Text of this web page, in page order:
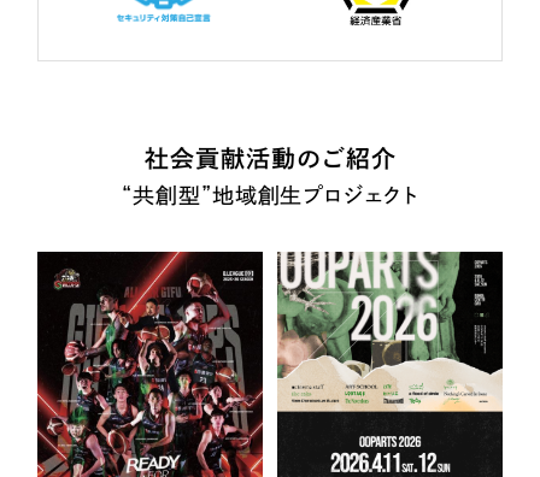
社会貢献活動のご紹介
“共創型”地域創生プロジェクト